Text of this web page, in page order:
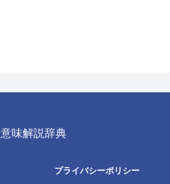
意味解説辞典
プライバシーポリシー